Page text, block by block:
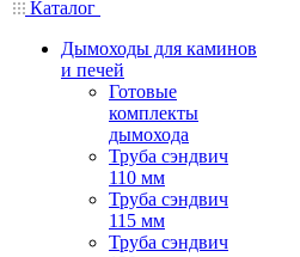
Каталог
Дымоходы для каминов
и печей
Готовые
комплекты
дымохода
Труба сэндвич
110 мм
Труба сэндвич
115 мм
Труба сэндвич